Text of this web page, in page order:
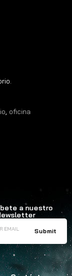
, oficina
a nuestro